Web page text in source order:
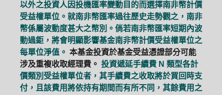
以外之投資人因投機匯率變動目的而選擇南非幣計價
受益權單位。就南非幣匯率過往歷史走勢觀之，南非
幣係屬波動度甚大之幣別。倘若南非幣匯率短期內波
動過鉅，將會明顯影響基金南非幣計價受益權單位之
每單位淨值。 本基金投資於基金受益憑證部分可能
涉及重複收取經理費。 投資遞延手續費 N 類型各計
價類別受益權單位者，其手續費之收取將於買回時支
付，且該費用將依持有期間而有所不同，其餘費用之